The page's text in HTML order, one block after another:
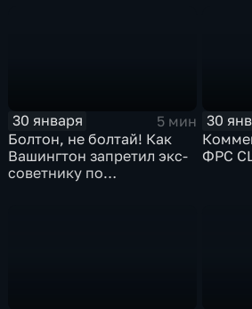
30 января
5 мин
Болтон, не болтай! Как
Вашингтон запретил экс-
советнику по
30
ФРС